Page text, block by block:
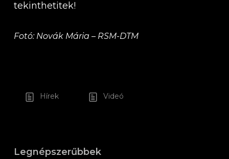
tekinthetitek!
Fotó: Novák Mária – RSM-DTM
Hírek Videó
Legnépszerűbbek